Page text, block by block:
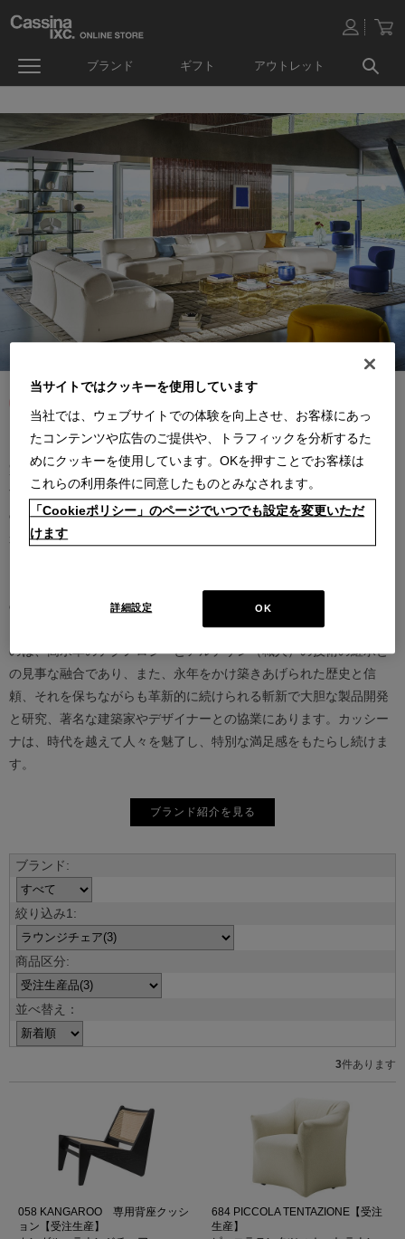
ブランド ギフト アウトレット
カッシーナは創業以来、インテリアの未来をデザインし続けてきた
家具業界では数少ないリーディングブランドとして知られていま
す。17世紀、イタリアで誕生したカッシーナは、教会の木製チェア
の製造に始まり、その後豪華客船の内装などを手掛け、技術力を確
かなものとしました。1927年にチェーザレ・カッシーナとウンベル
の最も重要な美術館にコレクションされるなど、その完成度とデザ
イン性は高い評価を得ています。この普遍的なクオリティを支える
のは、高水準のテクノロジーとアルチザン（職人）の技術の継承と
の見事な融合であり、また、永年をかけ築きあげられた歴史と信
頼、それを保ちながらも革新的に続けられる斬新で大胆な製品開発
と研究、著名な建築家やデザイナーとの協業にあります。カッシー
ナは、時代を越えて人々を魅了し、特別な満足感をもたらし続けま
す。
ブランド紹介を見る
並べ替え：
3件あります
058 KANGAROO 専用背座クッシ
ョン【受注生産】
684 PICCOLA TENTAZIONE【受注
生産】
当サイトではクッキーを使用しています
当社では、ウェブサイトでの体験を向上させ、お客様にあっ
たコンテンツや広告のご提供や、トラフィックを分析するた
めにクッキーを使用しています。OKを押すことでお客様は
これらの利用条件に同意したものとみなされます。
「Cookieポリシー」のページでいつでも設定を変更いただ
けます
OK
詳細設定